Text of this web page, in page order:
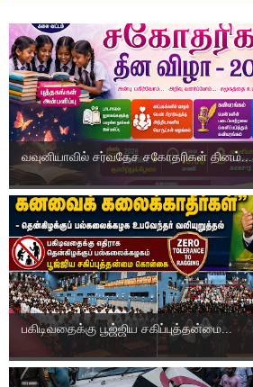
வவுனியாவில் சர்வதேச சகோதரிகள் தினம்...
பகிடிவதைக்கு பூஜ்ஜிய சகிப்புத்தன்மை...